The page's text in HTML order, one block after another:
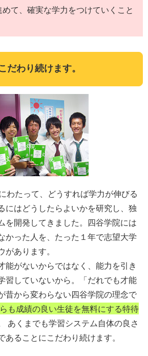
て、確実な学力をつけていくこと
だわり続けます。
わたって、どうすれば学力が伸びる
にはどうしたらよいかを研究し、独
を開発してきました。四谷学院には
かった人を、たった１年で志望大学
あります。
能がないからではなく、能力を引き
習していないから。「だれでも才能
昔から変わらない四谷学院の理念で
も成績の良い生徒を無料にする特待
あくまでも学習システム自体の良さ
ることにこだわり続けます。